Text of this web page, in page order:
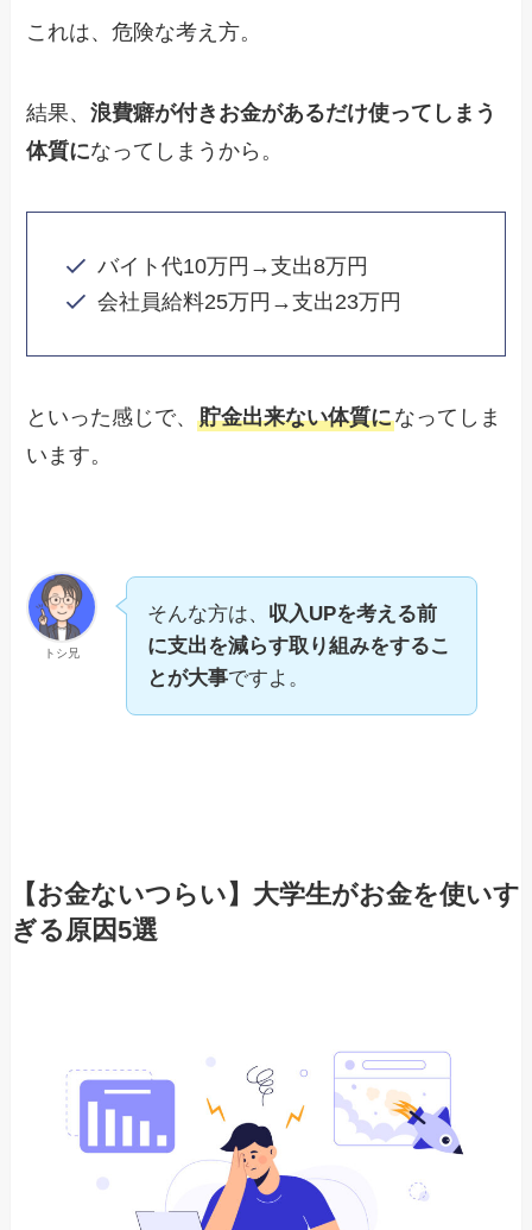
これは、危険な考え方。
結果、浪費癖が付きお金があるだけ使ってしまう
体質になってしまうから。
バイト代10万円→支出8万円
会社員給料25万円→支出23万円
といった感じで、貯金出来ない体質になってしま
います。
トシ兄
そんな方は、 収入UPを考える前
に支出を減らす取り組みをするこ
とが大事ですよ。
【お金ないつらい】大学生がお金を使いす
ぎる原因5選